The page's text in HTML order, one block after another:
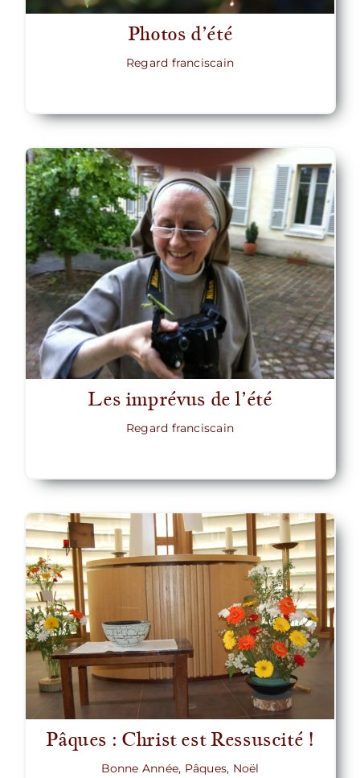
Photos d’été
Regard franciscain
Les imprévus de l’été
Regard franciscain
Pâques : Christ est Ressuscité !
Bonne Année, Pâques, Noël